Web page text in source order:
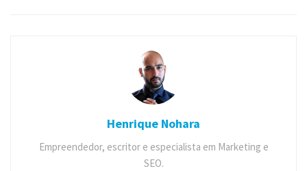
Henrique Nohara
Empreendedor, escritor e especialista em Marketing e
SEO.